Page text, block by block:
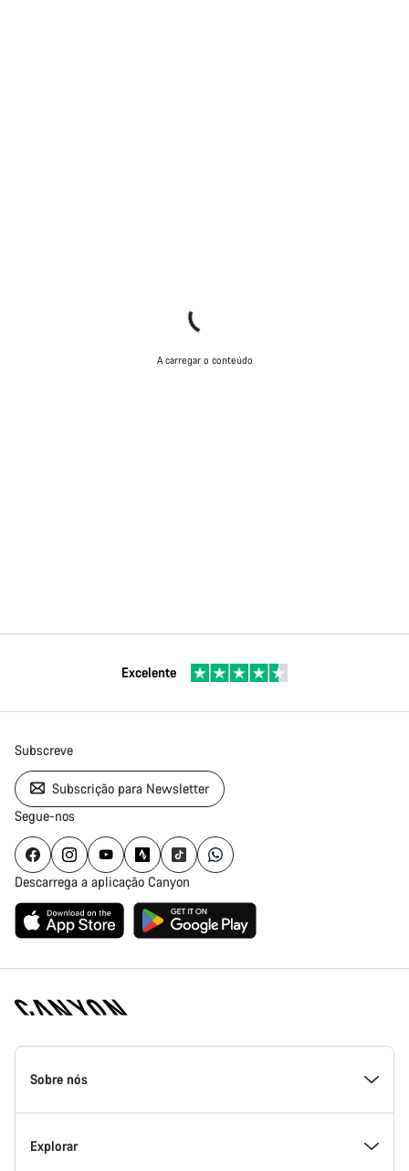
A carregar o conteúdo
Excelente
Subscreve
Subscrição para Newsletter
Segue-nos
Descarrega a aplicação Canyon
Rodapé
inicial
Sobre nós
Dentro da Canyon
Explorar